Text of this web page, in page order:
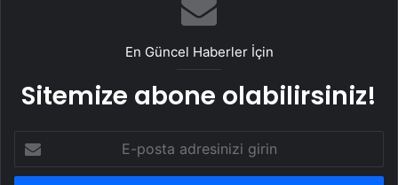
En Güncel Haberler İçin
Sitemize abone olabilirsiniz!
posta
adresinizi